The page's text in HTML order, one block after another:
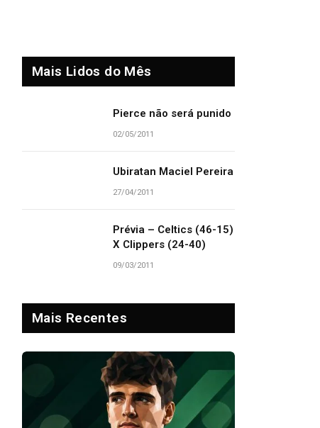
Mais Lidos do Mês
Pierce não será punido
02/05/2011
Ubiratan Maciel Pereira
27/04/2011
Prévia – Celtics (46-15)
X Clippers (24-40)
09/03/2011
Mais Recentes